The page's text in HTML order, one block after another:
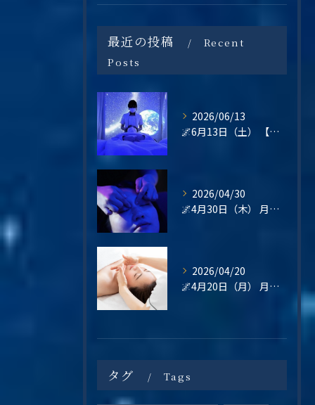
最近の投稿
Recent
Posts
2026/06/13
🌌6月13日（土） 【梅雨の不調・不眠・眼精疲労に。星空の癒し空間で心と頭をリセットしませんか？】
2026/04/30
🌌4月30日（木） 月末の疲れは、“その日のうちに整える”という選択を🌿
2026/04/20
🌌4月20日（月） 月曜日は、“整えてから始める”という選択を🌿
タグ Tags